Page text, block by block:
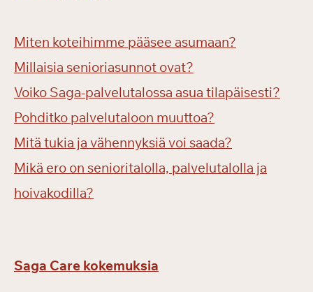
Miten koteihimme pääsee asumaan?
Millaisia senioriasunnot ovat?
Voiko Saga-palvelutalossa asua tilapäisesti?
Pohditko palvelutaloon muuttoa?
Mitä tukia ja vähennyksiä voi saada?
Mikä ero on senioritalolla, palvelutalolla ja
hoivakodilla?
Saga Care kokemuksia